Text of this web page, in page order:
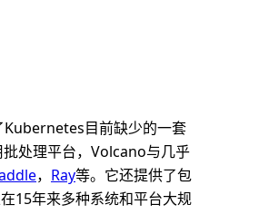
Kubernetes目前缺少的一套
处理平台，Volcano与几乎
， Ray等。它还提供了包
15年来多种系统和平台大规